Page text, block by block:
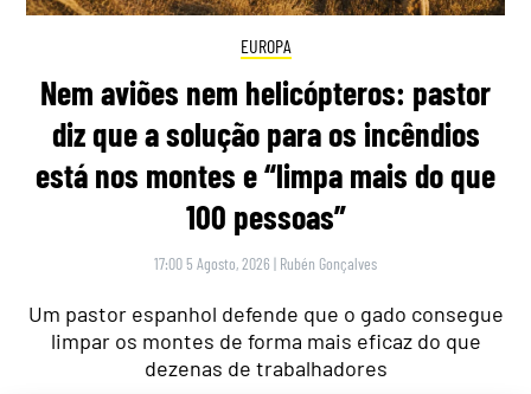
EUROPA
Nem aviões nem helicópteros: pastor
diz que a solução para os incêndios
está nos montes e “limpa mais do que
100 pessoas”
17:00 5 Agosto, 2026 | Rubén Gonçalves
Um pastor espanhol defende que o gado consegue
limpar os montes de forma mais eficaz do que
dezenas de trabalhadores